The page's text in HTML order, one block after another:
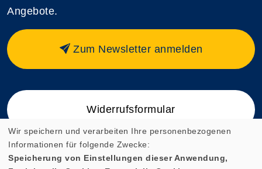
Angebote.
Zum Newsletter anmelden
Widerrufsformular
Wir speichern und verarbeiten Ihre personenbezogenen
Informationen für folgende Zwecke:
Speicherung von Einstellungen dieser Anwendung,